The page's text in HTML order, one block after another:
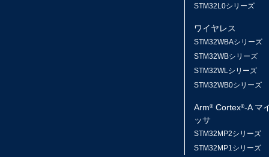
STM32L0シリーズ
ワイヤレス
STM32WBAシリーズ
STM32WBシリーズ
STM32WLシリーズ
STM32WB0シリーズ
Arm® Cortex®-A マ
ッサ
STM32MP2シリーズ
STM32MP1シリーズ